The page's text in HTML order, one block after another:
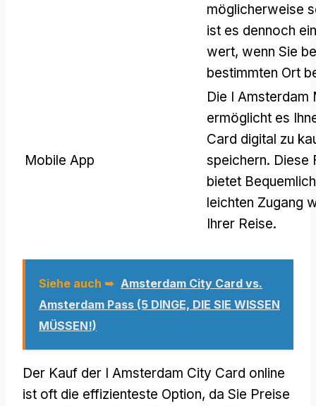
möglicherweise
ist es dennoch
wert, wenn Sie
bestimmten Ort
Mobile App
Die I Amsterdam
ermöglicht es
Card digital zu
speichern. Diese
bietet
leichten Zugang
Ihrer Reise.
Siehe auch ➥ Amsterdam City Card vs.
Amsterdam Pass (5 DINGE, DIE SIE WISSEN
MÜSSEN!)
Der Kauf der I Amsterdam City Card online
ist oft die effizienteste Option, da Sie Preise